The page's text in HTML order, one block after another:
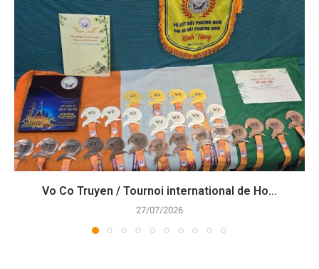
Vo Co Truyen / Tournoi international de Ho...
27/07/2026